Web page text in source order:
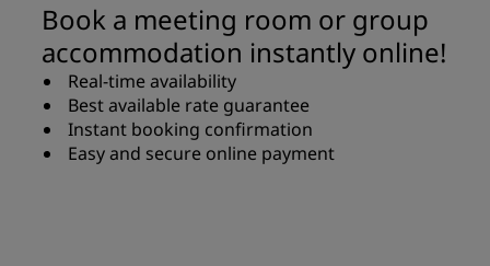
Bonus für die erste Buchung
Deals of the Day
Im Voraus buchen
Unsere Angebote anzeigen
Book a meeting room or group
accommodation instantly online!
Real-time availability
Best available rate guarantee
Instant booking confirmation
Easy and secure online payment